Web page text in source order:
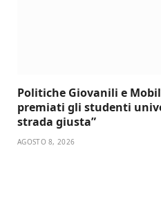
Politiche Giovanili e
premiati gli studenti
strada giusta”
AGOSTO 8, 2026